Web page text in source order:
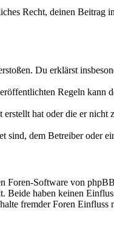
Recht, deinen Beitrag
Du erklärst
Regeln kann
hat oder die er nicht
sind, dem Betreiber oder
Foren-Software von
Beide haben keinen
fremder Foren Einfluss